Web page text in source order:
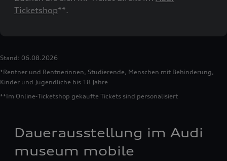
Ticketshop**.
Stand: 06.08.2026
*Rentner und Rentnerinnen, Studierende, Menschen mit Behinderung,
Kinder und Jugendliche bis 18 Jahre
**Im Online‑Ticketshop gekaufte Tickets sind personalisiert
Dauerausstellung im Audi
museum mobile